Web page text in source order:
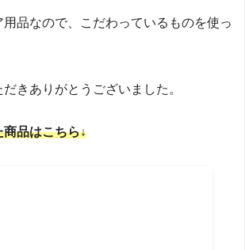
品なので、こだわっているものを使っ
きありがとうございました。
品はこちら↓